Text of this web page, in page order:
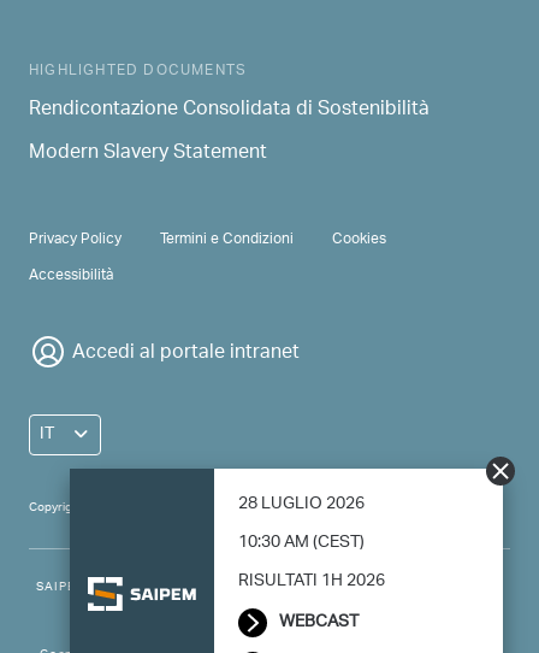
28 LUGLIO 2026
10:30 AM (CEST)
RISULTATI 1H 2026
WEBCAST
Fatturazione elettronica
HIGHLIGHTED DOCUMENTS
Copyright 2024 Saipem - All right reserved
Accessibilità
Accedi al portale intranet
IT